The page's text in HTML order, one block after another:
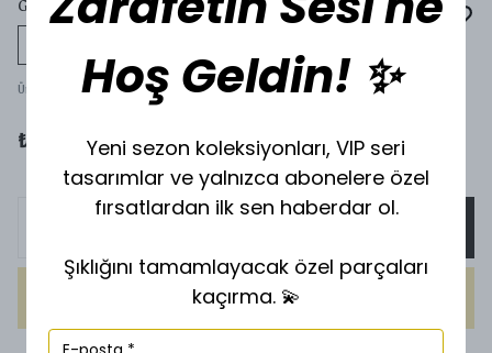
GÖZLÜK G-02
Ürün Kodu G-02
₺ 1,000.00
HEMEN AL
Hoş Geldin! ✨
Yeni sezon koleksiyonları, VIP seri
tasarımlar ve yalnızca abonelere özel
fırsatlardan ilk sen haberdar ol.
Şıklığını tamamlayacak özel parçaları
kaçırma. 💫